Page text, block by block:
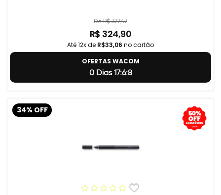
De R$ 377,47
R$ 324,90
Até 12x de R$33,06 no cartão
OFERTAS WACOM
0 Dias 17:6:7
34% OFF